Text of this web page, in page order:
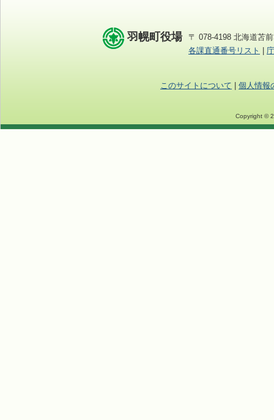
羽幌町役場
〒 078-4198 北海道苫
各課直通番号リスト
このサイトについて 個人情報
Copyright ©